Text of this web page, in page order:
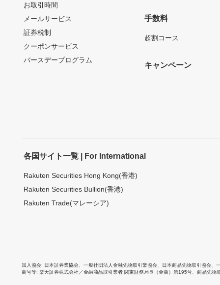
お取引時間
メールサービス
証券税制
クーポンサービス
バースデープログラム
手数料
超割コース
キャンペーン
各国サイト一覧 | For International
Rakuten Securities Hong Kong(香港)
Rakuten Securities Bullion(香港)
Rakuten Trade(マレーシア)
加入協会 日本証券業協会 一般社団法人金融先物取引業協会 日本商品先物取引協会
商号等 楽天証券株式会社／金融商品取引業者 関東財務局長（金商）第195号、商品先物